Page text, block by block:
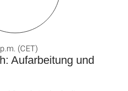
Aufarbeitung und
(CET)